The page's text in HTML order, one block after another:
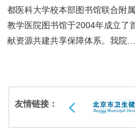
都医科大学校本部图书馆联合附
教学医院图书馆于2004年成立了
献资源共建共享保障体系。我院…
友情链接：